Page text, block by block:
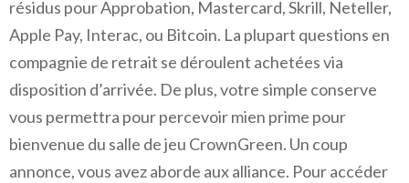
résidus pour Approbation, Mastercard, Skrill, Neteller,
Apple Pay, Interac, ou Bitcoin. La plupart questions en
compagnie de retrait se déroulent achetées via
disposition d’arrivée. De plus, votre simple conserve
vous permettra pour percevoir mien prime pour
bienvenue du salle de jeu CrownGreen. Un coup
annonce, vous avez aborde aux alliance. Pour accéder